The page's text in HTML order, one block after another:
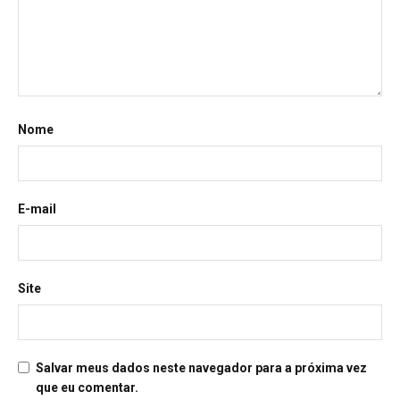
Nome
E-mail
Site
Salvar meus dados neste navegador para a próxima vez
que eu comentar.